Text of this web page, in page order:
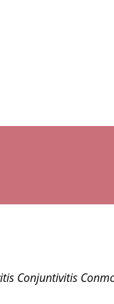
Conjuntivitis